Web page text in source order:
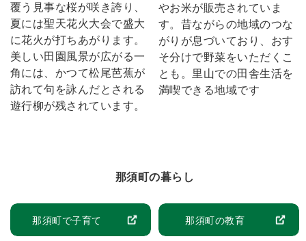
覆う見事な桜が咲き誇り、
夏には聖天花火大会で盛大
に花火が打ちあがります。
美しい田園風景が広がる一
角には、かつて松尾芭蕉が
訪れて句を詠んだとされる
遊行柳が残されています。
やお米が販売されていま
す。昔ながらの地域のつな
がりが息づいており、おす
そ分けで野菜をいただくこ
とも。里山での田舎生活を
満喫できる地域です
那須町の暮らし
那須町で子育て 那須町の教育